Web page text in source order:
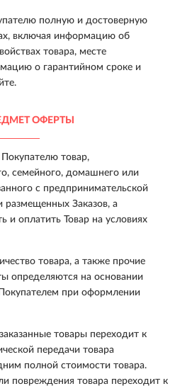
полную и достоверную
включая информацию об
товара, месте
о гарантийном сроке и
ОФЕРТЫ
Покупателю товар,
семейного, домашнего или
с предпринимательской
размещенных Заказов, а
и оплатить Товар на условиях
товара, а также прочие
определяются на основании
при оформлении
товары переходит к
передачи товара
полной стоимости товара.
повреждения товара переходит к